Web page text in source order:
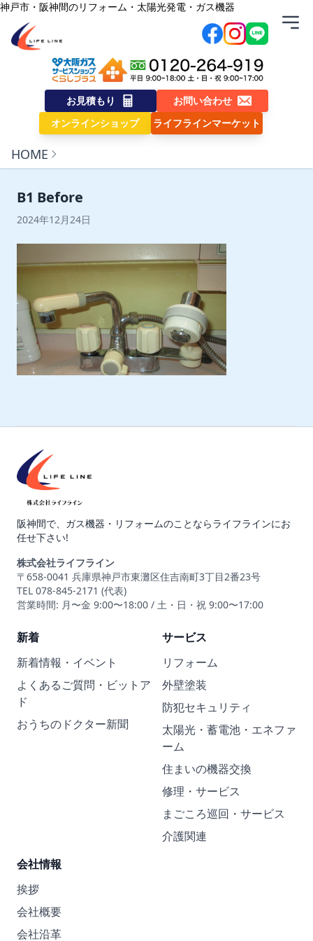
内容をスキップ
神戸市・阪神間のリフォーム・太陽光発電・ガス機器
株式会社ライフライン
お見積もり
お問い合わせ
オンラインショップ
ライフラインマーケット
HOME
B1 Before
2024年12月24日
阪神間で、ガス機器・リフォームのことならライフラインにお
任せ下さい!
株式会社ライフライン
〒658-0041 兵庫県神戸市東灘区住吉南町3丁目2番23号
TEL 078-845-2171 (代表)
営業時間: 月〜金 9:00〜18:00 / 土・日・祝 9:00〜17:00
新着
新着情報・イベント
よくあるご質問・ビットア
ド
おうちのドクター新聞
サービス
リフォーム
外壁塗装
防犯セキュリティ
太陽光・蓄電池・エネファ
ーム
住まいの機器交換
修理・サービス
まごころ巡回・サービス
介護関連
会社情報
挨拶
会社概要
会社沿革